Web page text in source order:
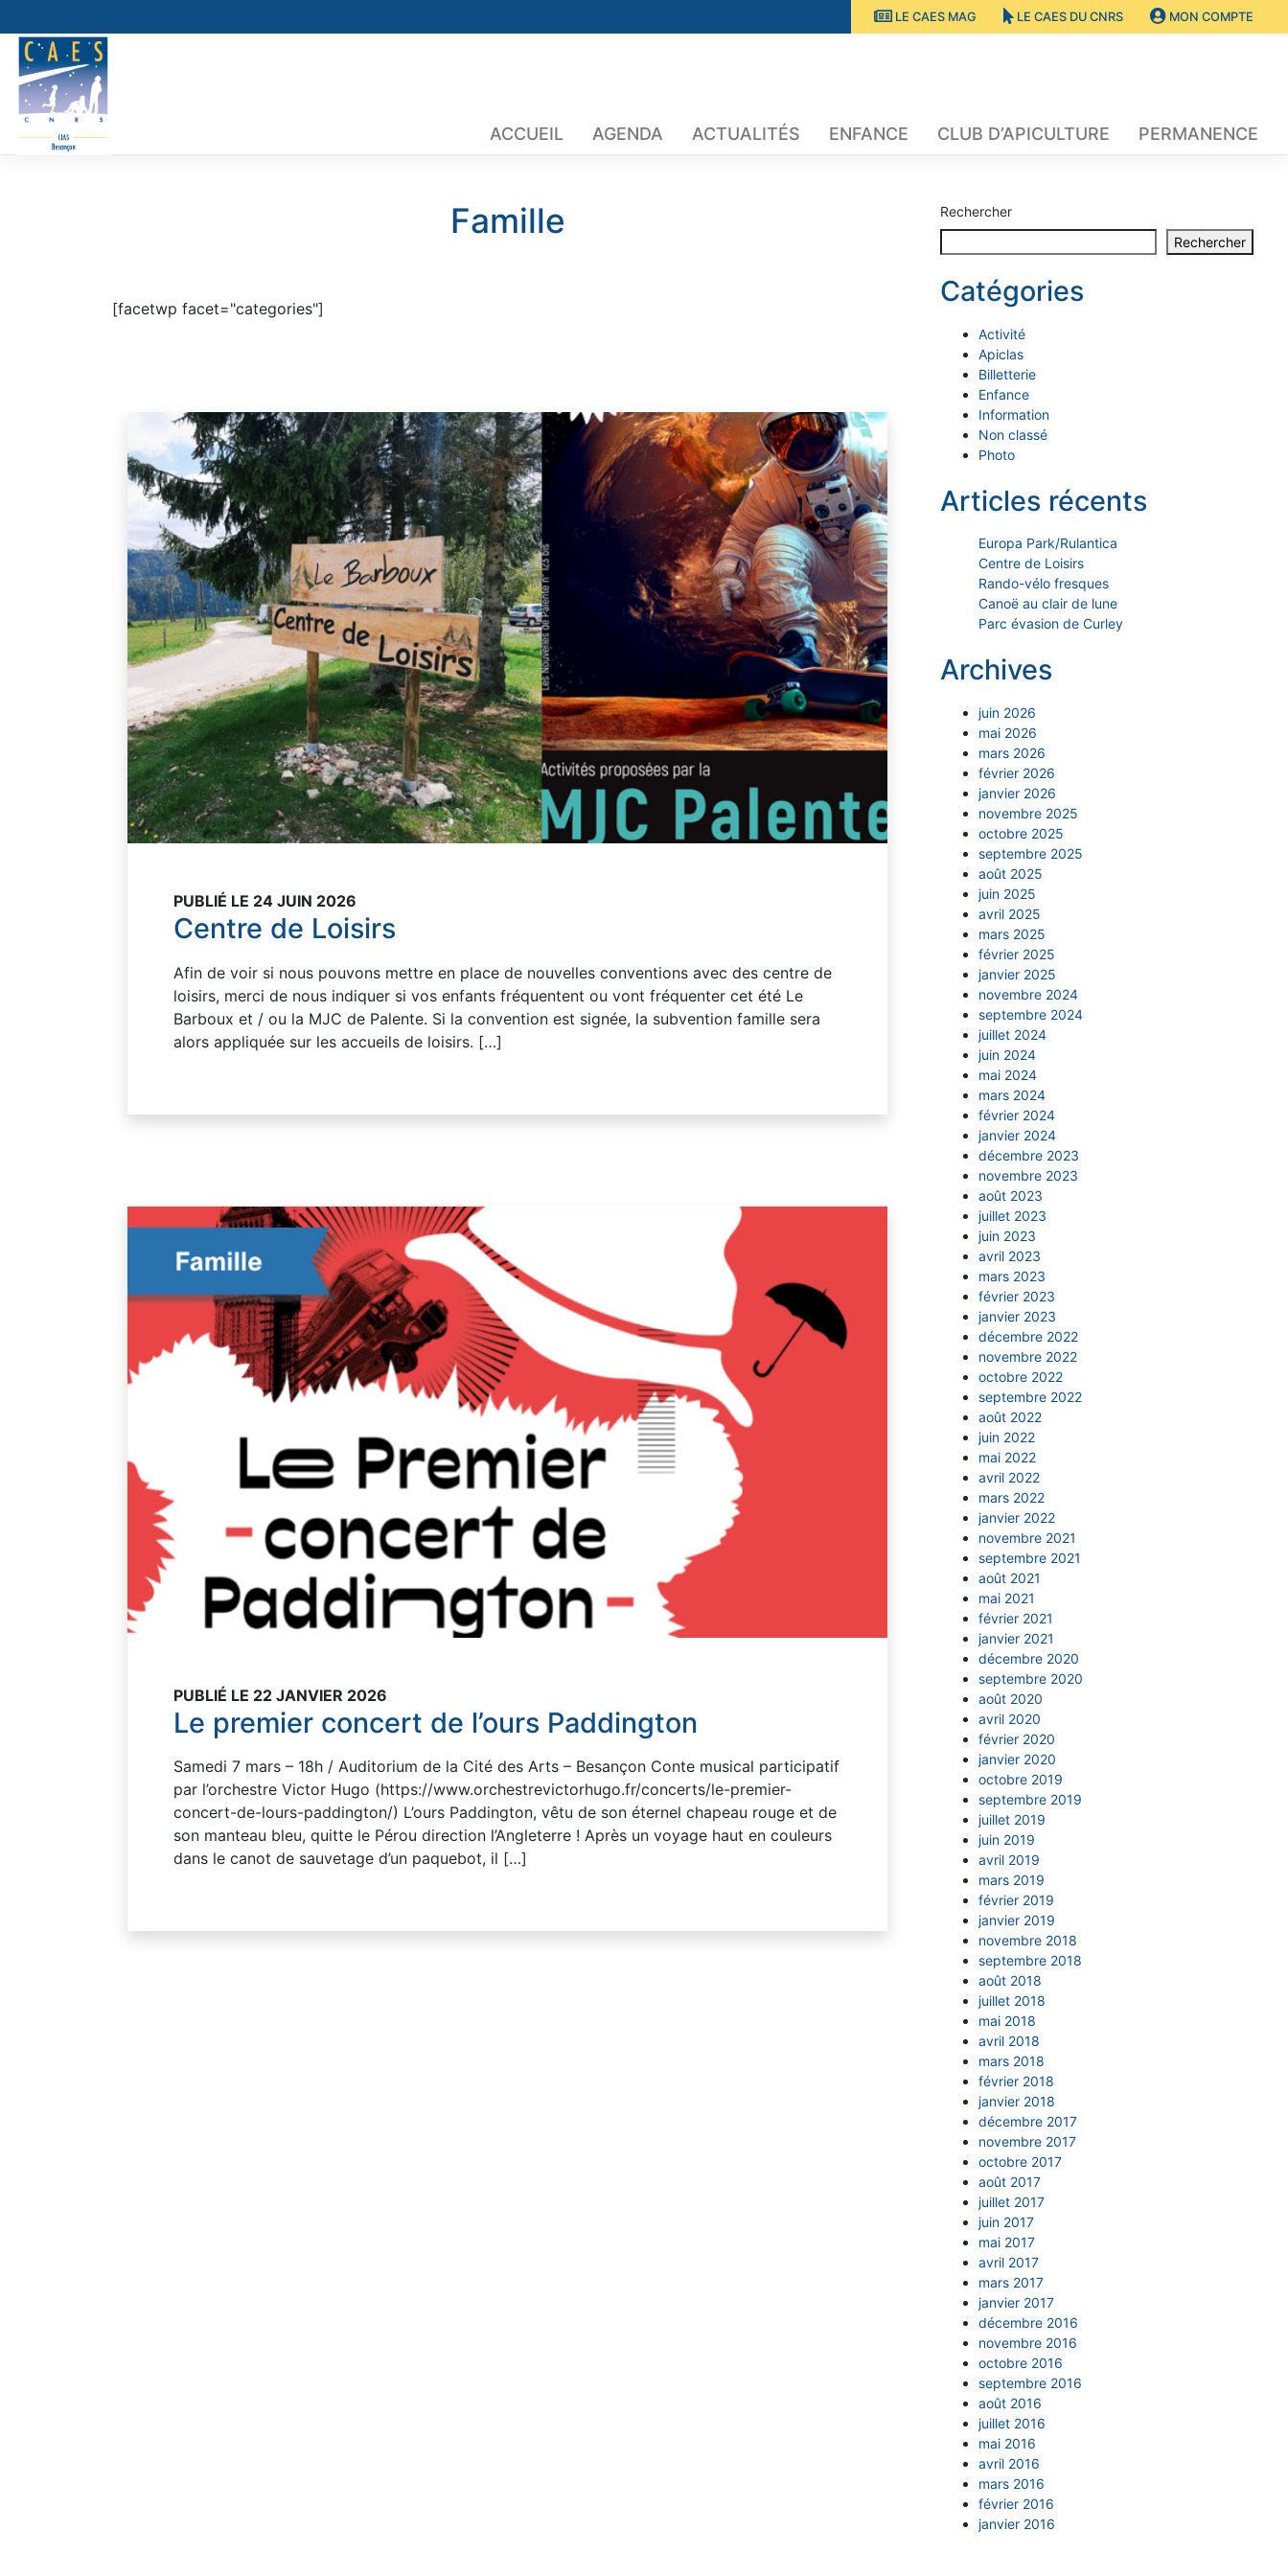
to
content
LE CAES MAG LE CAES DU CNRS MON COMPTE
ACCUEIL AGENDA ACTUALITÉS ENFANCE CLUB D’APICULTURE PERMANENCE
Famille
[facetwp facet="categories"]
PUBLIÉ LE 24 JUIN 2026
Centre de Loisirs
Afin de voir si nous pouvons mettre en place de nouvelles conventions avec des centre de
loisirs, merci de nous indiquer si vos enfants fréquentent ou vont fréquenter cet été Le
Barboux et / ou la MJC de Palente. Si la convention est signée, la subvention famille sera
alors appliquée sur les accueils de loisirs. […]
PUBLIÉ LE 22 JANVIER 2026
Le premier concert de l’ours Paddington
Samedi 7 mars – 18h / Auditorium de la Cité des Arts – Besançon Conte musical participatif
par l’orchestre Victor Hugo (https://www.orchestrevictorhugo.fr/concerts/le-premier-
concert-de-lours-paddington/) L’ours Paddington, vêtu de son éternel chapeau rouge et de
son manteau bleu, quitte le Pérou direction l’Angleterre ! Après un voyage haut en couleurs
dans le canot de sauvetage d’un paquebot, il […]
Rechercher
Rechercher
Catégories
Activité
Apiclas
Billetterie
Enfance
Information
Non classé
Photo
Articles récents
Europa Park/Rulantica
Centre de Loisirs
Rando-vélo fresques
Canoë au clair de lune
Parc évasion de Curley
Archives
juin 2026
mai 2026
mars 2026
février 2026
janvier 2026
novembre 2025
octobre 2025
septembre 2025
août 2025
juin 2025
avril 2025
mars 2025
février 2025
janvier 2025
novembre 2024
septembre 2024
juillet 2024
juin 2024
mai 2024
mars 2024
février 2024
janvier 2024
décembre 2023
novembre 2023
août 2023
juillet 2023
juin 2023
avril 2023
mars 2023
février 2023
janvier 2023
décembre 2022
novembre 2022
octobre 2022
septembre 2022
août 2022
juin 2022
mai 2022
avril 2022
mars 2022
janvier 2022
novembre 2021
septembre 2021
août 2021
mai 2021
février 2021
janvier 2021
décembre 2020
septembre 2020
août 2020
avril 2020
février 2020
janvier 2020
octobre 2019
septembre 2019
juillet 2019
juin 2019
avril 2019
mars 2019
février 2019
janvier 2019
novembre 2018
septembre 2018
août 2018
juillet 2018
mai 2018
avril 2018
mars 2018
février 2018
janvier 2018
décembre 2017
novembre 2017
octobre 2017
août 2017
juillet 2017
juin 2017
mai 2017
avril 2017
mars 2017
janvier 2017
décembre 2016
novembre 2016
octobre 2016
septembre 2016
août 2016
juillet 2016
mai 2016
avril 2016
mars 2016
février 2016
janvier 2016